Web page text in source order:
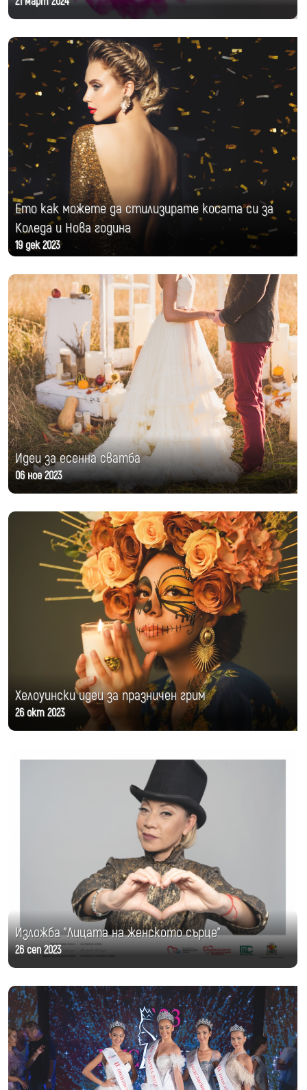
Ето как можете да стилизирате косата си за
Коледа и Нова година
19 дек 2023
Идеи за есенна сватба
06 ное 2023
Хелоуински идеи за празничен грим
26 окт 2023
Изложба "Лицата на женското сърце"
26 сеп 2023